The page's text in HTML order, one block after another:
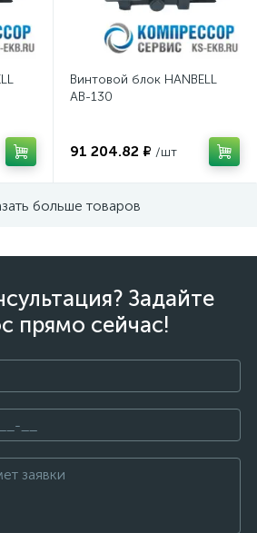
Винтовой блок HANBELL
AB-130
91 204.82 ₽ /шт
больше товаров
Задайте
прямо сейчас!